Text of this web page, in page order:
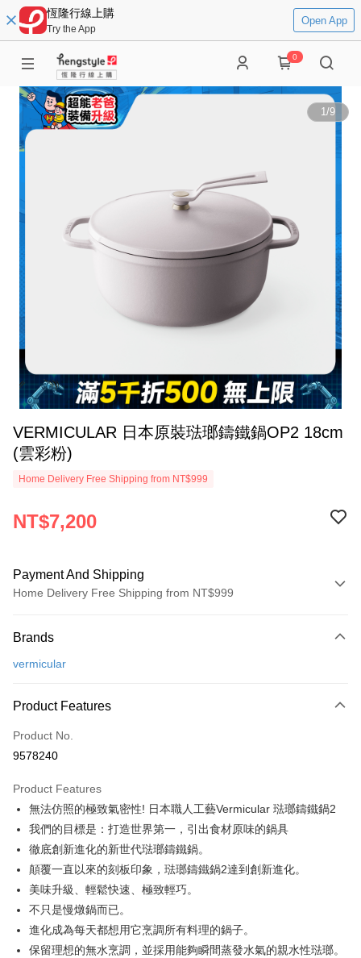
恆隆行線上購
Try the App
Open App
0
1/9
VERMICULAR 日本原裝琺瑯鑄鐵鍋OP2 18cm
(雲彩粉)
Home Delivery Free Shipping from NT$999
NT$7,200
Payment And Shipping
Home Delivery Free Shipping from NT$999
Credit Card (Full Payment)
0% for 3 months
Hua Nan Commercial Bank
The Shanghai Commercial &
Cathay United Bank
Bank
Taiwan Business Bank
Taichung Commercial Bank
HSBC Bank (Taiwan) Limited
Hwatai Bank
Yuanta Commercial Bank
Bank SinoPac
E.SUN Commercial Bank
Taishin International Bank
Taiwan Rakuten Card, Inc.
The Shanghai Commercial &
Cathay United Bank
Mega International Commercial
Bank
Taiwan Business Bank
Taichung Commercial Bank
HSBC Bank (Taiwan) Limited
Hwatai Bank
Union Bank of Taiwan
E.SUN Commercial Bank
Taishin International Bank
CTBC Bank
Taiwan Rakuten Card, Inc.
即享券
LINE Pay
Apple Pay
JKOPAY
Google Pay
ATM Transfer
Shipping Method
Brands
vermicular
Product Features
Product No.
9578240
Product Features
無法仿照的極致氣密性! 日本職人工藝Vermicular 琺瑯鑄鐵鍋2
我們的目標是：打造世界第一，引出食材原味的鍋具
徹底創新進化的新世代琺瑯鑄鐵鍋。
顛覆一直以來的刻板印象，琺瑯鑄鐵鍋2達到創新進化。
美味升級、輕鬆快速、極致輕巧。
不只是慢燉鍋而已。
進化成為每天都想用它烹調所有料理的鍋子。
保留理想的無水烹調，並採用能夠瞬間蒸發水氣的親水性琺瑯。